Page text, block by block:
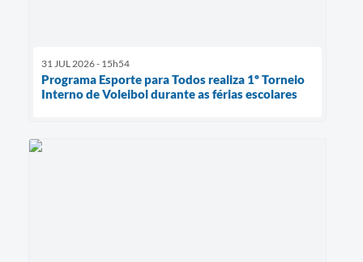
31 JUL 2026 - 15h54
Programa Esporte para Todos realiza 1º Torneio
Interno de Voleibol durante as férias escolares